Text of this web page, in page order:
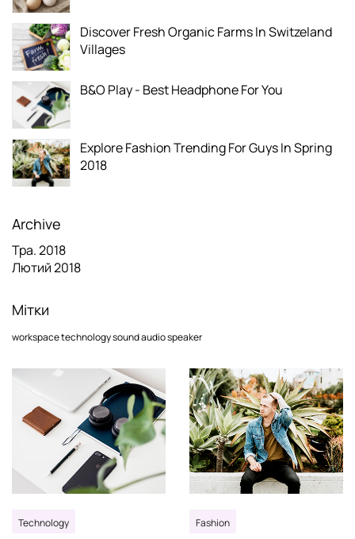
Technology Fashion
Discover Fresh Organic Farms In Switzeland
Villages
B&O Play - Best Headphone For You
Explore Fashion Trending For Guys In Spring
2018
Archive
Тра. 2018
Лютий 2018
Мітки
workspacetechnologysoundaudiospeaker